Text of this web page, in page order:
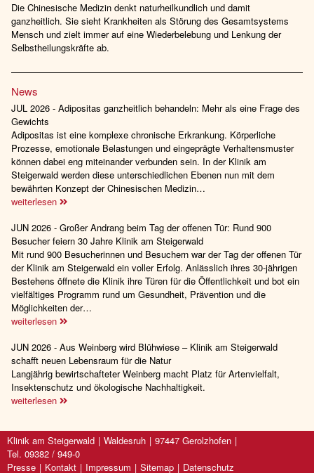
Die Chinesische Medizin denkt naturheilkundlich und damit
ganzheitlich. Sie sieht Krankheiten als Störung des Gesamtsystems
Mensch und zielt immer auf eine Wiederbelebung und Lenkung der
Selbstheilungskräfte ab.
News
JUL 2026 - Adipositas ganzheitlich behandeln: Mehr als eine Frage des
Gewichts
Adipositas ist eine komplexe chronische Erkrankung. Körperliche
Prozesse, emotionale Belastungen und eingeprägte Verhaltensmuster
können dabei eng miteinander verbunden sein. In der Klinik am
Steigerwald werden diese unterschiedlichen Ebenen nun mit dem
bewährten Konzept der Chinesischen Medizin…
weiterlesen
JUN 2026 - Großer Andrang beim Tag der offenen Tür: Rund 900
Besucher feiern 30 Jahre Klinik am Steigerwald
Mit rund 900 Besucherinnen und Besuchern war der Tag der offenen Tür
der Klinik am Steigerwald ein voller Erfolg. Anlässlich ihres 30-jährigen
Bestehens öffnete die Klinik ihre Türen für die Öffentlichkeit und bot ein
vielfältiges Programm rund um Gesundheit, Prävention und die
Möglichkeiten der…
weiterlesen
JUN 2026 - Aus Weinberg wird Blühwiese – Klinik am Steigerwald
schafft neuen Lebensraum für die Natur
Langjährig bewirtschafteter Weinberg macht Platz für Artenvielfalt,
Insektenschutz und ökologische Nachhaltigkeit.
weiterlesen
Klinik am Steigerwald Waldesruh
97447 Gerolzhofen
Tel. 09382 / 949-0
Presse
Kontakt Impressum Sitemap Datenschutz